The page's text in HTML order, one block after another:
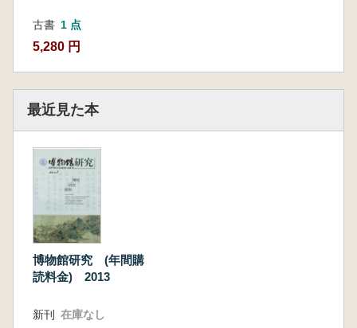
古書 1 点
5,280 円
最近見た本
博物館研究 (年間購
読料金) 2013
新刊 在庫なし